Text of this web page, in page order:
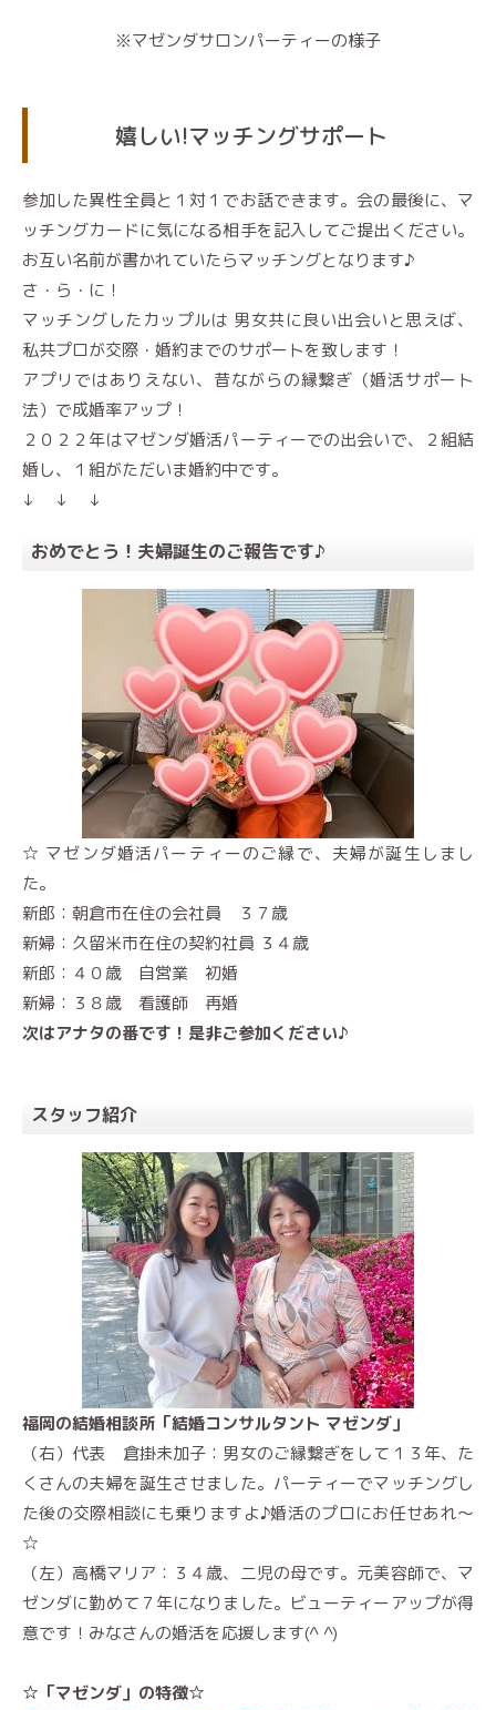
※マゼンダサロンパーティーの様子
嬉しい!マッチングサポート
参加した異性全員と１対１でお話できます。会の最後に、マ
ッチングカードに気になる相手を記入してご提出ください。
お互い名前が書かれていたらマッチングとなります♪
さ・ら・に！
マッチングしたカップルは 男女共に良い出会いと思えば、
私共プロが交際・婚約までのサポートを致します！
アプリではありえない、昔ながらの縁繋ぎ（婚活サポート
法）で成婚率アップ！
２０２２年はマゼンダ婚活パーティーでの出会いで、２組結
婚し、１組がただいま婚約中です。
↓ ↓ ↓
おめでとう！夫婦誕生のご報告です♪
☆ マゼンダ婚活パーティーのご縁で、夫婦が誕生しまし
た。
新郎：朝倉市在住の会社員 ３７歳
新婦：久留米市在住の契約社員 ３４歳
新郎：４０歳 自営業 初婚
新婦：３８歳 看護師 再婚
次はアナタの番です！是非ご参加ください♪
スタッフ紹介
福岡の結婚相談所「結婚コンサルタント マゼンダ」
（右）代表 倉掛未加子： 男女のご縁繋ぎをして１３年、た
くさんの夫婦を誕生させました。パーティーでマッチングし
た後の交際相談にも乗りますよ♪婚活のプロにお任せあれ～
☆
（左）高橋マリア：３４歳、 二児の母です。元美容師で、マ
ゼンダに勤めて７年になりました。ビューティーアップが得
意です！みなさんの婚活を応援します(^ ^)
☆「マゼンダ」の特徴☆